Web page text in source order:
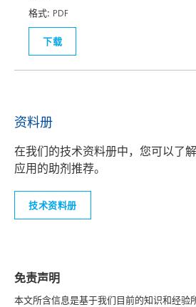
格式: PDF
下载
资料册
在我们的技术资料册中，您可以了
应用的助剂推荐。
技术资料册
免责声明
本文所含信息是基于我们目前的知识和经验